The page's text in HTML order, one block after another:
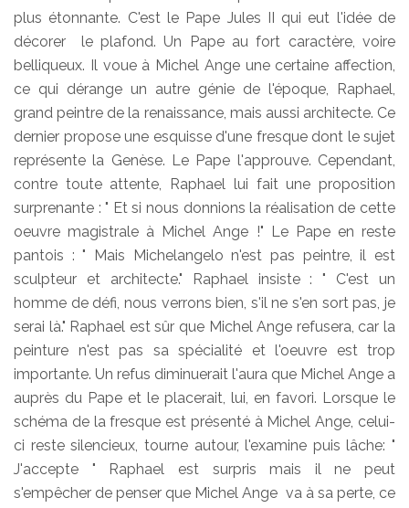
plus étonnante. C'est le Pape Jules II qui eut l'idée de
décorer le plafond. Un Pape au fort caractère, voire
belliqueux. Il voue à Michel Ange une certaine affection,
ce qui dérange un autre génie de l'époque, Raphael,
grand peintre de la renaissance, mais aussi architecte. Ce
dernier propose une esquisse d'une fresque dont le sujet
représente la Genèse. Le Pape l'approuve. Cependant,
contre toute attente, Raphael lui fait une proposition
surprenante : " Et si nous donnions la réalisation de cette
oeuvre magistrale à Michel Ange !" Le Pape en reste
pantois : " Mais Michelangelo n'est pas peintre, il est
sculpteur et architecte." Raphael insiste : " C'est un
homme de défi, nous verrons bien, s'il ne s'en sort pas, je
serai là." Raphael est sûr que Michel Ange refusera, car la
peinture n'est pas sa spécialité et l'oeuvre est trop
importante. Un refus diminuerait l'aura que Michel Ange a
auprès du Pape et le placerait, lui, en favori. Lorsque le
schéma de la fresque est présenté à Michel Ange, celui-
ci reste silencieux, tourne autour, l'examine puis lâche: "
J'accepte " Raphael est surpris mais il ne peut
s'empêcher de penser que Michel Ange va à sa perte, ce